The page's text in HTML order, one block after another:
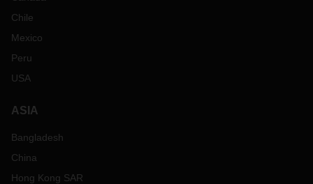
Chile
Mexico
Peru
USA
ASIA
Bangladesh
China
Hong Kong SAR